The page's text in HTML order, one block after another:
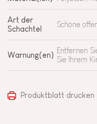
Art der
Schachtel
Schöne
Warnung(en)
Entfernen
Sie Ihrem
Produktblatt drucken